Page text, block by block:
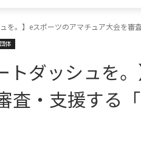
を。】eスポーツのアマチュア大会を
体
トダッシュを
査・支援する